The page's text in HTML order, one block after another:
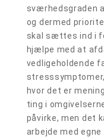
sværhedsgraden
og dermed
skal sættes ind i
hjælpe med at
vedligeholdende
hvor det er
ting i
påvirke, men det
arbejde med